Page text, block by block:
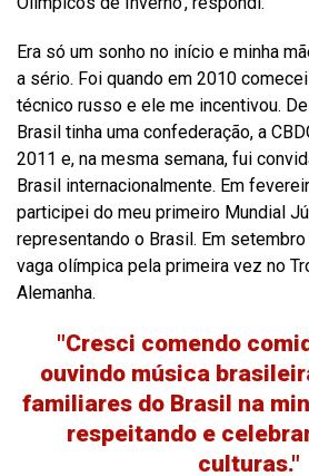
Era só um sonho no início e minha
a sério. Foi quando em 2010
técnico russo e ele me incentivou.
Brasil tinha uma confederação, a
2011 e, na mesma semana, fui
Brasil internacionalmente. Em
participei do meu primeiro Mundial
representando o Brasil. Em
vaga olímpica pela primeira vez no
Alemanha.
"Cresci comendo
ouvindo música
familiares do Brasil na
respeitando e
culturas."